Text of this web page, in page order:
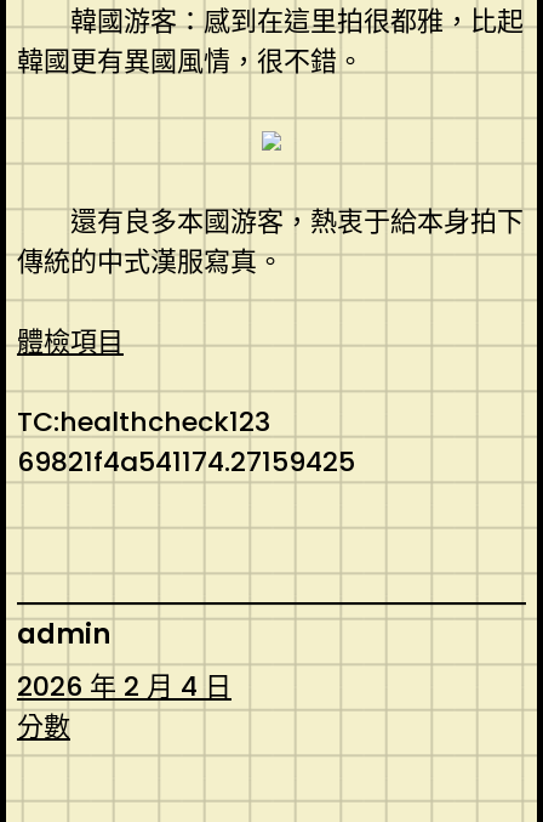
韓國游客：感到在這里拍很都雅，比起
韓國更有異國風情，很不錯。
還有良多本國游客，熱衷于給本身拍下
傳統的中式漢服寫真。
體檢項目
TC:healthcheck123
69821f4a541174.27159425
admin
2026 年 2 月 4 日
分數